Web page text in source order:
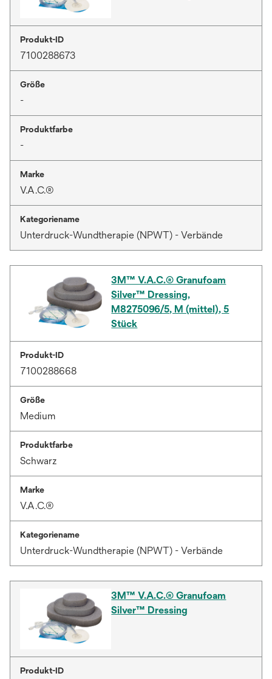
Produkt-ID
7100288673
Größe
-
Produktfarbe
-
Marke
V.A.C.®
Kategoriename
Unterdruck-Wundtherapie (NPWT) - Verbände
3M™ V.A.C.® Granufoam
Silver™ Dressing,
M8275096/5, M (mittel), 5
Stück
Produkt-ID
7100288668
Größe
Medium
Produktfarbe
Schwarz
Marke
V.A.C.®
Kategoriename
Unterdruck-Wundtherapie (NPWT) - Verbände
3M™ V.A.C.® Granufoam
Silver™ Dressing
Produkt-ID